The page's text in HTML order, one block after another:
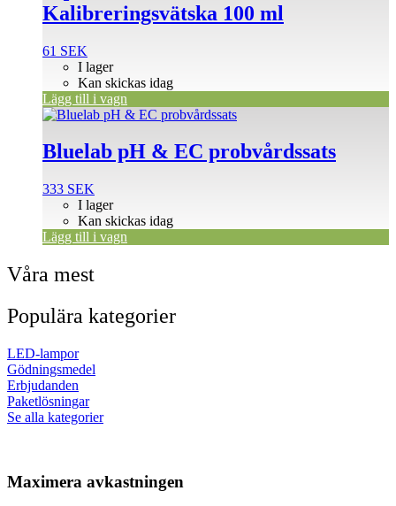
Kalibreringsvätska 100 ml
61 SEK
I lager
Kan skickas idag
Lägg till i vagn
Bluelab pH & EC probvårdssats
333 SEK
I lager
Kan skickas idag
Lägg till i vagn
Våra mest
Populära kategorier
LED-lampor
Gödningsmedel
Erbjudanden
Paketlösningar
Se alla kategorier
Maximera avkastningen